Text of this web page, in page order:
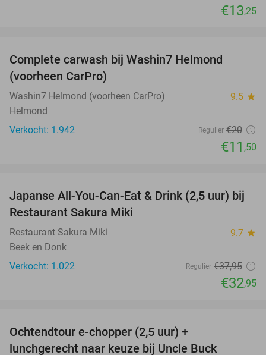
€13,25
Complete carwash bij Washin7 Helmond
(voorheen CarPro)
Washin7 Helmond (voorheen CarPro) 9.5 star
Helmond
Verkocht: 1.942
Regulier €20
€11 ,50
13%
Japanse All-You-Can-Eat & Drink (2,5 uur) bij
Restaurant Sakura Miki
Restaurant Sakura Miki 9.7 star
Beek en Donk
Verkocht: 1.022
Regulier €37,95
€32,95
Ochtendtour e-chopper (2,5 uur) +
lunchgerecht naar keuze bij Uncle Buck